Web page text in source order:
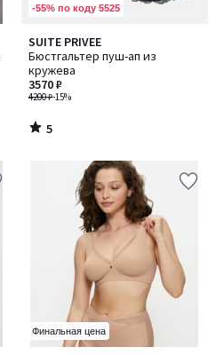
-55% по коду 5525
SUITE PRIVEE
Бюстгальтер пуш-ап из
кружева
4200 ₽-15%
3570 ₽
5
/
5
5
/
Финальная цена